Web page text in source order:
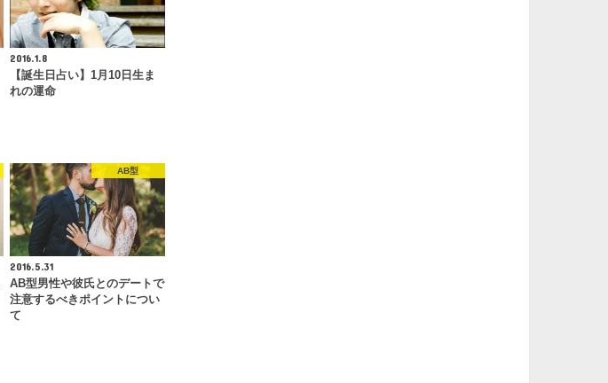
2016.1.8
【誕生日占い】1月10日生ま
れの運命
AB型
2016.5.31
AB型男性や彼氏とのデートで
注意するべきポイントについ
て